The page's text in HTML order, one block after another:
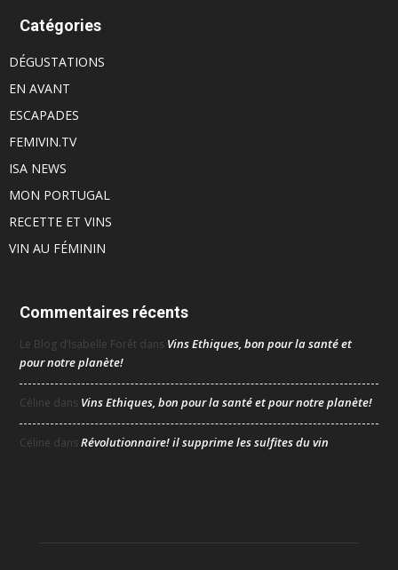
Catégories
DÉGUSTATIONS
EN AVANT
ESCAPADES
FEMIVIN.TV
ISA NEWS
MON PORTUGAL
RECETTE ET VINS
VIN AU FÉMININ
Commentaires récents
Le Blog d’Isabelle Forêt dans Vins Ethiques, bon pour la santé et
pour notre planète!
Céline dans Vins Ethiques, bon pour la santé et pour notre planète!
Céline dansRévolutionnaire! il supprime les sulfites du vin